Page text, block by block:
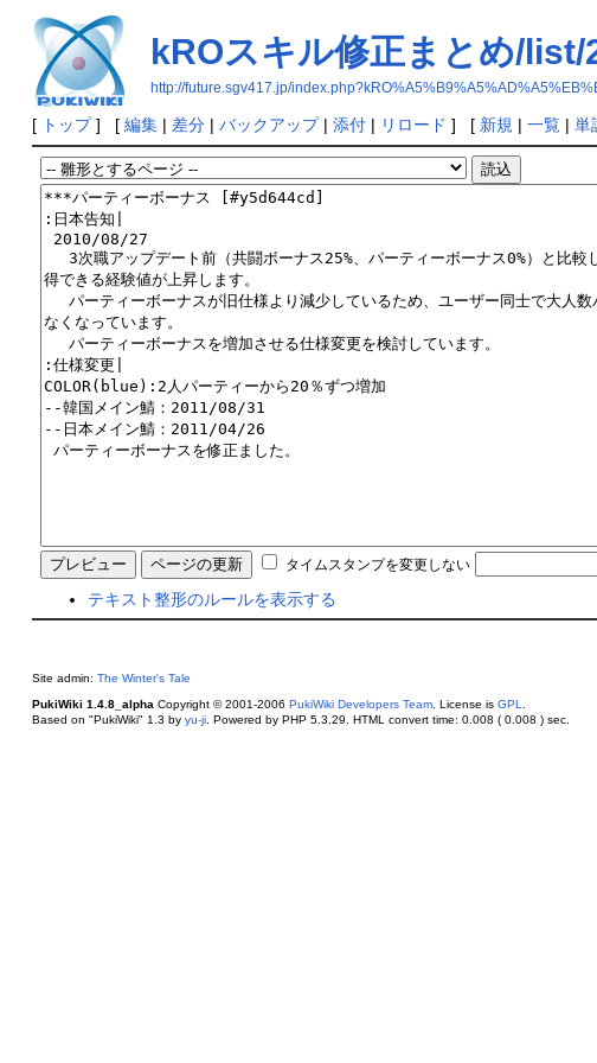
kROスキル修正まとめ/list/
http://future.sgv417.jp/
[ トップ] [ 編集| 差分| バックアップ| 添付| リロード ] [ 新規 | 一覧| 単
タイムスタンプを変更しない
テキスト整形のルールを表示する
Site admin: The Winter's Tale
PukiWiki 1.4.8_alpha Copyright © 2001-2006 PukiWiki Developers Team. License is GPL
Based on "PukiWiki" 1.3 by yu-ji. Powered by PHP 5.3.29. HTML convert time: 0.008 ( 0.008 ) sec.